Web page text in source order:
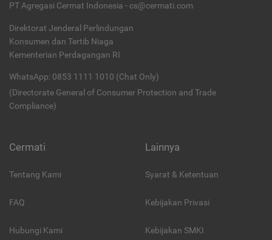
PT Agregasi Cermat Indonesia - cs@cermati.com
Direktorat Jenderal Perlindungan
Konsumen dan Tertib Niaga
Kementerian Perdagangan RI
WhatsApp: 0853 1111 1010 (Chat Only)
(Directorate General of Consumer Protection and Trade
Compliance)
Cermati
Tentang Kami
FAQ
Hubungi Kami
Lainnya
Syarat & Ketentuan
Kebijakan Privasi
Kebijakan SMKI